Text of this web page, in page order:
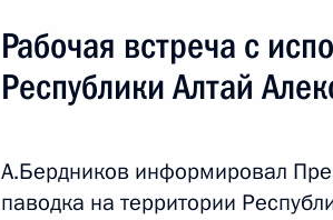
4 сентября 2014 года, 14:00
Рабочая встреча с
Республики Алтай
А.Бердников информировал
паводка на территории